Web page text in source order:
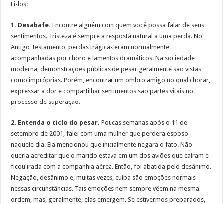
Ei-los:
1. Desabafe. Encontre alguém com quem você possa falar de seus
sentimentos. Tristeza é sempre a resposta natural a uma perda. No
Antigo Testamento, perdas trágicas eram normalmente
acompanhadas por choro e lamentos dramáticos. Na sociedade
moderna, demonstrações públicas de pesar geralmente são vistas
como impróprias. Porém, encontrar um ombro amigo no qual chorar,
expressar a dor e compartilhar sentimentos são partes vitais no
processo de superação.
2. Entenda o ciclo do pesar. Poucas semanas após o 11 de
setembro de 2001, falei com uma mulher que perdera esposo
naquele dia. Ela mencionou que inicialmente negara o fato. Não
queria acreditar que o marido estava em um dos aviões que caíram e
ficou irada com a companhia aérea. Então, foi abatida pelo desânimo.
Negação, desânimo e, muitas vezes, culpa são emoções normais
nessas circunstâncias. Tais emoções nem sempre vêem na mesma
ordem, mas, geralmente, elas emergem. Se estivermos preparados,